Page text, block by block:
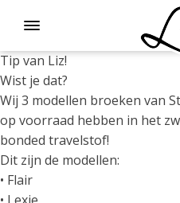
Tip van Liz!
Wist je dat?
Wij 3 modellen broeken van
op voorraad hebben in het
bonded travelstof!
Dit zijn de modellen:
• Flair